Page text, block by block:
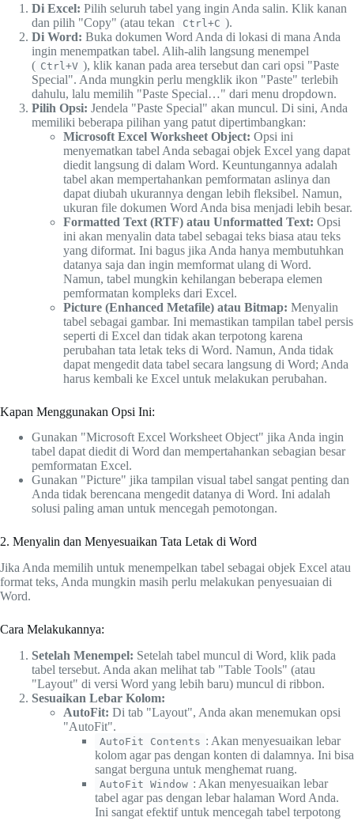
Di Excel: Pilih seluruh tabel yang ingin Anda salin. Klik kanan
dan pilih "Copy" (atau tekan
Ctrl+C ).
Di Word: Buka dokumen Word Anda di lokasi di mana Anda
ingin menempatkan tabel. Alih-alih langsung menempel
( Ctrl+V ), klik kanan pada area tersebut dan cari opsi "Paste
Special". Anda mungkin perlu mengklik ikon "Paste" terlebih
dahulu, lalu memilih "Paste Special…" dari menu dropdown.
Pilih Opsi: Jendela "Paste Special" akan muncul. Di sini, Anda
memiliki beberapa pilihan yang patut dipertimbangkan:
Microsoft Excel Worksheet Object: Opsi ini
menyematkan tabel Anda sebagai objek Excel yang dapat
diedit langsung di dalam Word. Keuntungannya adalah
tabel akan mempertahankan pemformatan aslinya dan
dapat diubah ukurannya dengan lebih fleksibel. Namun,
ukuran file dokumen Word Anda bisa menjadi lebih besar.
Formatted Text (RTF) atau Unformatted Text: Opsi
ini akan menyalin data tabel sebagai teks biasa atau teks
yang diformat. Ini bagus jika Anda hanya membutuhkan
datanya saja dan ingin memformat ulang di Word.
Namun, tabel mungkin kehilangan beberapa elemen
pemformatan kompleks dari Excel.
Picture (Enhanced Metafile) atau Bitmap: Menyalin
tabel sebagai gambar. Ini memastikan tampilan tabel persis
seperti di Excel dan tidak akan terpotong karena
perubahan tata letak teks di Word. Namun, Anda tidak
dapat mengedit data tabel secara langsung di Word; Anda
harus kembali ke Excel untuk melakukan perubahan.
Kapan Menggunakan Opsi Ini:
Gunakan "Microsoft Excel Worksheet Object" jika Anda ingin
tabel dapat diedit di Word dan mempertahankan sebagian besar
pemformatan Excel.
Gunakan "Picture" jika tampilan visual tabel sangat penting dan
Anda tidak berencana mengedit datanya di Word. Ini adalah
solusi paling aman untuk mencegah pemotongan.
2. Menyalin dan Menyesuaikan Tata Letak di Word
Jika Anda memilih untuk menempelkan tabel sebagai objek Excel atau
format teks, Anda mungkin masih perlu melakukan penyesuaian di
Word.
Cara Melakukannya:
Setelah Menempel: Setelah tabel muncul di Word, klik pada
tabel tersebut. Anda akan melihat tab "Table Tools" (atau
"Layout" di versi Word yang lebih baru) muncul di ribbon.
Sesuaikan Lebar Kolom:
AutoFit: Di tab "Layout", Anda akan menemukan opsi
"AutoFit".
AutoFit Contents : Akan menyesuaikan lebar
kolom agar pas dengan konten di dalamnya. Ini bisa
sangat berguna untuk menghemat ruang.
AutoFit Window : Akan menyesuaikan lebar
tabel agar pas dengan lebar halaman Word Anda.
Ini sangat efektif untuk mencegah tabel terpotong